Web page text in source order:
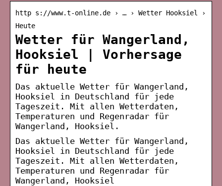
http s://www.t-online.de › … › Wetter Hooksiel ›
Heute
Wetter für Wangerland,
Hooksiel | Vorhersage
für heute
Das aktuelle Wetter für Wangerland,
Hooksiel in Deutschland für jede
Tageszeit. Mit allen Wetterdaten,
Temperaturen und Regenradar für
Wangerland, Hooksiel.
Das aktuelle Wetter für Wangerland,
Hooksiel in Deutschland für jede
Tageszeit. Mit allen Wetterdaten,
Temperaturen und Regenradar für
Wangerland, Hooksiel